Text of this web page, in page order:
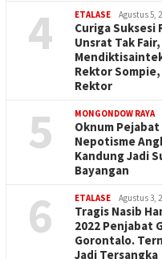
4 ETALASE Agustus 5,
Curiga Suksesi
Unsrat Tak Fair,
Rektor
Rektor
5 MONGONDOW RAYA
Oknum
Nepotisme
Kandung Jadi
Bayangan
6 ETALASE Agustus 3,
Tragis Nasib
2022 Penjabat
Gorontalo.
Jadi Tersangka